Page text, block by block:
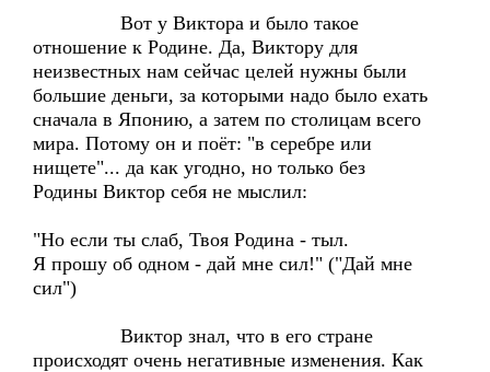
Вот у Виктора и было такое
отношение к Родине. Да, Виктору для
неизвестных нам сейчас целей нужны были
большие деньги, за которыми надо было ехать
сначала в Японию, а затем по столицам всего
мира. Потому он и поёт: "в серебре или
нищете"... да как угодно, но только без
Родины Виктор себя не мыслил:
"Но если ты слаб, Твоя Родина - тыл.
Я прошу об одном - дай мне сил!" ("Дай мне
сил")
Виктор знал, что в его стране
происходят очень негативные изменения. Как